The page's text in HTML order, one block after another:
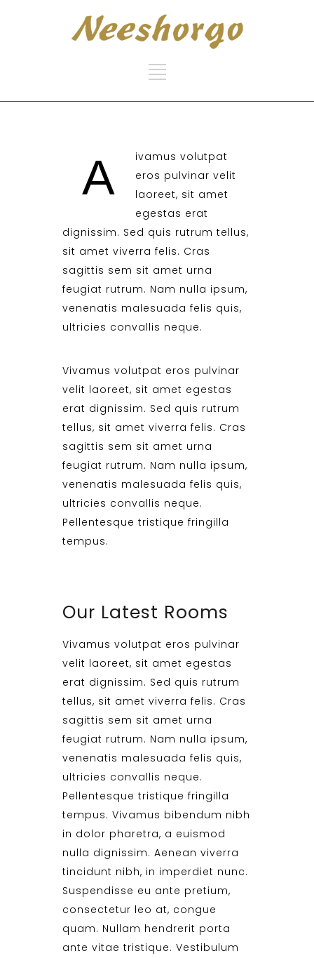
A
ivamus volutpat
eros pulvinar velit
laoreet, sit amet
egestas erat
dignissim. Sed quis rutrum tellus,
sit amet viverra felis. Cras
sagittis sem sit amet urna
feugiat rutrum. Nam nulla ipsum,
venenatis malesuada felis quis,
ultricies convallis neque.
Vivamus volutpat eros pulvinar
velit laoreet, sit amet egestas
erat dignissim. Sed quis rutrum
tellus, sit amet viverra felis. Cras
sagittis sem sit amet urna
feugiat rutrum. Nam nulla ipsum,
venenatis malesuada felis quis,
ultricies convallis neque.
Pellentesque tristique fringilla
tempus.
Our Latest Rooms
Vivamus volutpat eros pulvinar
velit laoreet, sit amet egestas
erat dignissim. Sed quis rutrum
tellus, sit amet viverra felis. Cras
sagittis sem sit amet urna
feugiat rutrum. Nam nulla ipsum,
venenatis malesuada felis quis,
ultricies convallis neque.
Pellentesque tristique fringilla
tempus. Vivamus bibendum nibh
in dolor pharetra, a euismod
nulla dignissim. Aenean viverra
tincidunt nibh, in imperdiet nunc.
Suspendisse eu ante pretium,
consectetur leo at, congue
quam. Nullam hendrerit porta
ante vitae tristique. Vestibulum